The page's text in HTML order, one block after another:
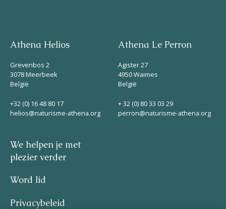
Athena Helios
Grevenbos 2
3078 Meerbeek
België
+32 (0) 16 48 80 17
helios@naturisme-athena.org
Athena Le Perron
Agister 27
4950 Waimes
België
+ 32 (0) 80 33 03 29
perron@naturisme-athena.org
We helpen je met
plezier verder
Word lid
Privacybeleid